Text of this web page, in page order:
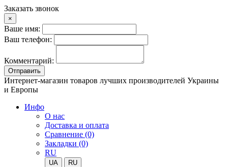
Заказать звонок
×
Ваше имя:
Ваш телефон:
Комментарий:
Отправить
Интернет-магазин товаров лучших производителей Украины
и Европы
Инфо
О нас
Доставка и оплата
Сравнение (0)
Закладки (0)
RU
UA RU